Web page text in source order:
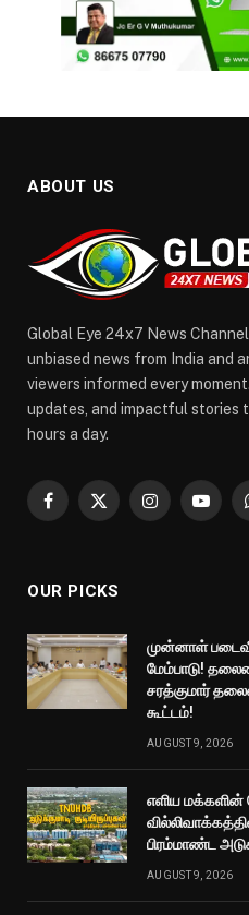
ABOUT US
Global Eye 24x7 News
unbiased news from India and
viewers informed every
updates, and impactful stories
hours a day.
Facebook
X
Instagram
OUR PICKS
முன்னாள்
மேம்பாடு!
சரத்குமார்
கூட்டம்!
AUGUST 9, 2026
எளிய
பிரம்மாண்ட
AUGUST 9, 2026